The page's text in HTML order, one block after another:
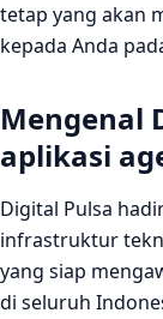
tetap yang akan
kepada Anda
Mengenal
aplikasi
Digital Pulsa
infrastruktur
yang siap
di seluruh